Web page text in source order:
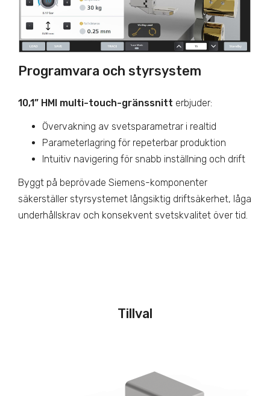
Programvara och styrsystem
10,1” HMI multi-touch-gränssnitt erbjuder:
Övervakning av svetsparametrar i realtid
Parameterlagring för repeterbar produktion
Intuitiv navigering för snabb inställning och drift
Byggt på beprövade Siemens-komponenter
säkerställer styrsystemet långsiktig driftsäkerhet, låga
underhållskrav och konsekvent svetskvalitet över tid.
Tillval